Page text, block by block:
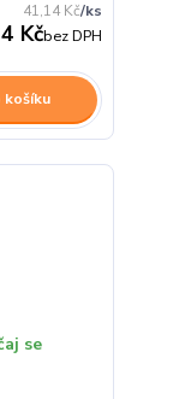
41,14 Kč/ks
Kčbez DPH
košíku